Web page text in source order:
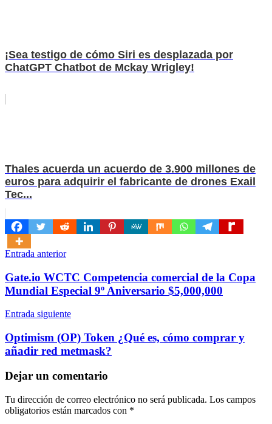
¡Sea testigo de cómo Siri es desplazada por
ChatGPT Chatbot de Mckay Wrigley!
Thales acuerda un acuerdo de 3.900 millones de
euros para adquirir el fabricante de drones Exail
Tec...
Navegación
de
entradas
Entrada anterior
Gate.io WCTC Competencia comercial de la Copa
Mundial Especial 9º Aniversario $5,000,000
Entrada siguiente
Optimism (OP) Token ¿Qué es, cómo comprar y
añadir red metmask?
Dejar un comentario
Tu dirección de correo electrónico no será publicada. Los campos
obligatorios están marcados con *